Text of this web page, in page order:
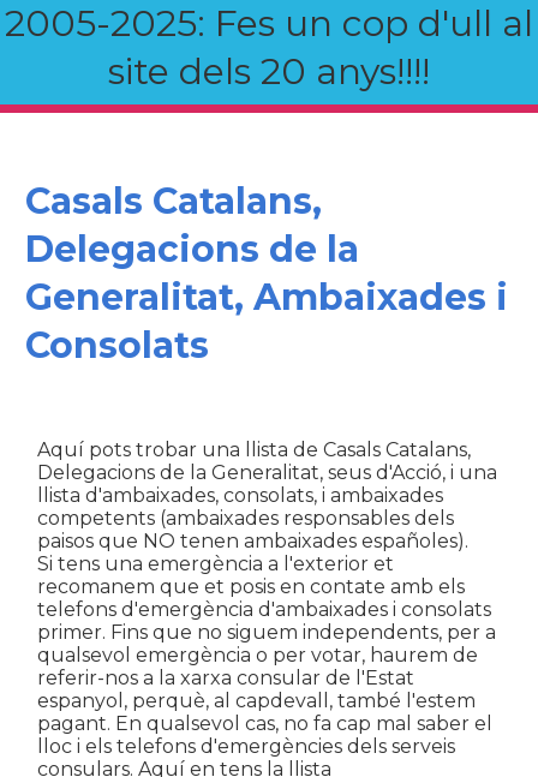
2005-2025: Fes un cop d'ull al
site dels 20 anys!!!!
Casals Catalans,
Delegacions de la
Generalitat, Ambaixades i
Consolats
Aquí pots trobar una llista de Casals Catalans,
Delegacions de la Generalitat, seus d'Acció, i una
llista d'ambaixades, consolats, i ambaixades
competents (ambaixades responsables dels
paisos que NO tenen ambaixades españoles).
Si tens una emergència a l'exterior et
recomanem que et posis en contate amb els
telefons d'emergència d'ambaixades i consolats
primer. Fins que no siguem independents, per a
qualsevol emergència o per votar, haurem de
referir-nos a la xarxa consular de l'Estat
espanyol, perquè, al capdevall, també l'estem
pagant. En qualsevol cas, no fa cap mal saber el
lloc i els telefons d'emergències dels serveis
consulars. Aquí en tens la llista